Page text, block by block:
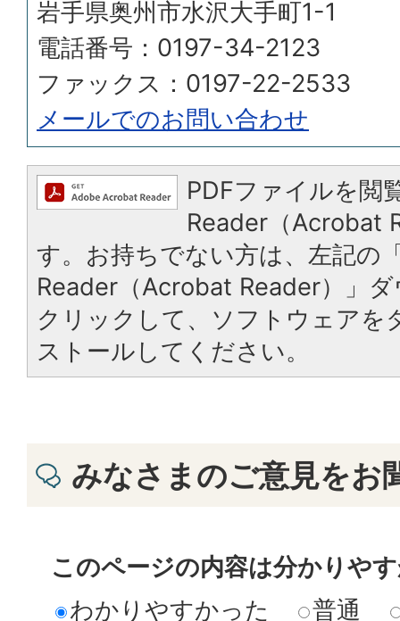
岩手県奥州市水沢大手町1-1
電話番号：0197-34-2123
ファックス：0197-22-2533
メールでのお問い合わせ
PDFファイルを閲
Reader（Acrobat
す。お持ちでない方は、左記の
Reader（Acrobat Reader）」
クリックして、ソフトウェアを
ストールしてください。
みなさまのご意見をお
このページの内容は分かりや
わかりやすかった
普通